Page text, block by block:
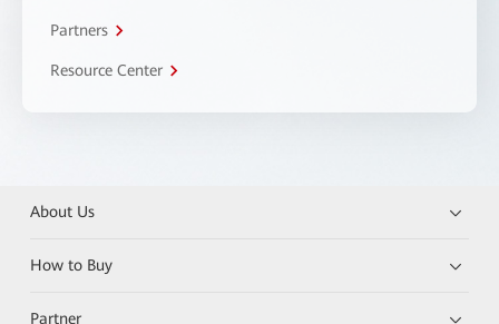
Partners
Resource Center
About Us
How to Buy
Partner